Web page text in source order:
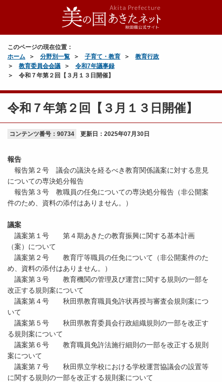
このページの現在位置：
ホーム
分野別一覧 子育て・教育
教育行政
教育委員会会議
令和7年議事録
令和７年第２回【３月１３日開催】
令和７年第２回【３月１３日開催】
コンテンツ番号：90734 更新日： 2025年07月30日
報告
報告第２号 議会の議決を経るべき教育関係議案に対する意見
についての専決処分報告
報告第３号 教職員の任免についての専決処分報告（非公開案
件のため、資料の添付はありません。）
議案
議案第１号 第４期あきたの教育振興に関する基本計画
（案）について
議案第２号 教育庁等職員の任免について（非公開案件のた
め、資料の添付はありません。）
議案第３号 教育機関の管理及び運営に関する規則の一部を
改正する規則案について
議案第４号 秋田県教育職員免許状再授与審査会規則案につ
いて
議案第５号 秋田県教育委員会行政組織規則の一部を改正す
る規則案について
議案第６号 教育職員免許法施行細則の一部を改正する規則
案について
議案第７号 秋田県立学校における学校運営協議会の設置等
に関する規則の一部を改正する規則案について